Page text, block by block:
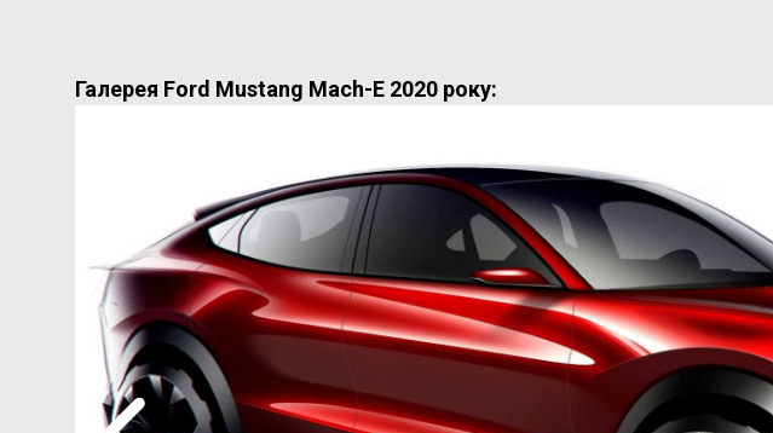
Галерея Ford Mustang Mach-E 2020 року: